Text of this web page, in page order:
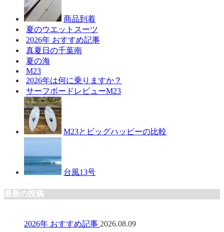
商品到着
夏のウエットスーツ
2026年 おすすめ記事
真夏日の千葉南
夏の海
M23
2026年は何に乗りますか？
サーフボードレビューM23
M23とビッグハッピーの比較
台風13号
最新の投稿
2026年 おすすめ記事 2026.08.09